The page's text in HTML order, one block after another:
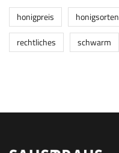
honigpreis honigsorten
rechtliches
schwarm